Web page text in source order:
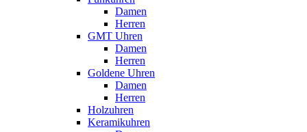
Damen
Herren
GMT Uhren
Damen
Herren
Goldene Uhren
Damen
Herren
Holzuhren
Keramikuhren